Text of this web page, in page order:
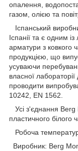
опалення,
газом, олією та
Іспанський
Іспанії та є одним
арматури з ковкого
продукцією, що
усуваючи
власної
проводити
10242, EN 1562.
Усі з'єднання Berg
пластичного білого
Робоча
Виробник: Berg